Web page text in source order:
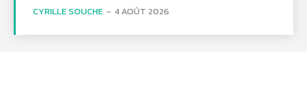
CYRILLE SOUCHE - 4 AOÛT 2026